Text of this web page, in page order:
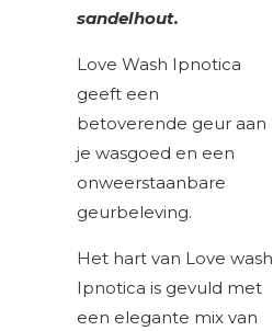
sandelhout.
Love Wash Ipnotica
geeft een
betoverende geur aan
je wasgoed en een
onweerstaanbare
geurbeleving.
Het hart van Love wash
Ipnotica is gevuld met
een elegante mix van